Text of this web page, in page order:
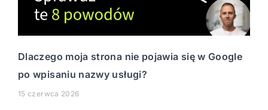
Dlaczego moja strona nie pojawia się w Google
po wpisaniu nazwy usługi?
15 czerwca 2026